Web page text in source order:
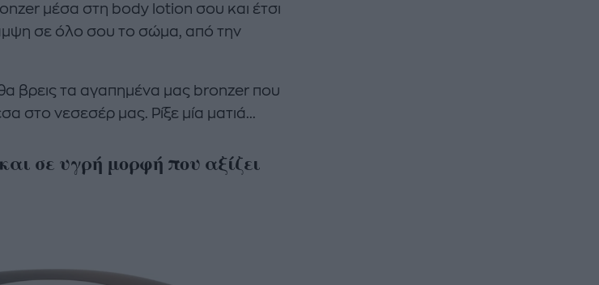
μέσα στη body lotion σου και έτσι
σε όλο σου το σώμα, από την
βρεις τα αγαπημένα μας bronzer που
στο νεσεσέρ μας. Ρίξε μία ματιά...
σε υγρή μορφή που αξίζει